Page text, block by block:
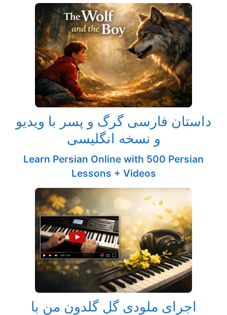
داستان فارسی گرگ و پسر با ویدیو
و نسخه انگلیسی
Learn Persian Online with 500 Persian
Lessons + Videos
اجرای ملودی گل گلدون من با